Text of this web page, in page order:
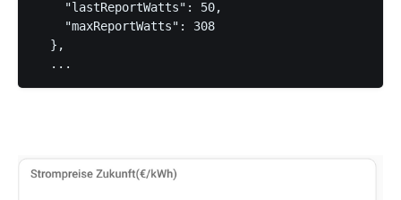
    "lastReportWatts": 50,
    "maxReportWatts": 308
  },
  ...